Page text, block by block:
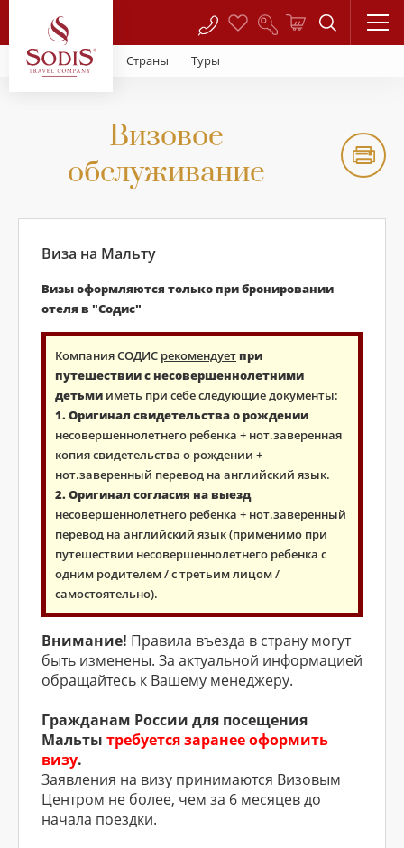
Страны Туры
Визовое
обслуживание
Виза на Мальту
Визы оформляются только при бронировании
отеля в "Содис"
Компания СОДИС рекомендуетпри
путешествии с несовершеннолетними
детьми иметь при себе следующие документы:
1. Оригинал свидетельства о рождении
несовершеннолетнего ребенка + нот.заверенная
копия свидетельства о рождении +
нот.заверенный перевод на английский язык.
2. Оригинал согласия на выезд
несовершеннолетнего ребенка + нот.заверенный
перевод на английский язык (применимо при
путешествии несовершеннолетнего ребенка с
одним родителем / с третьим лицом /
самостоятельно).
Внимание! Правила въезда в страну могут
быть изменены. За актуальной информацией
обращайтесь к Вашему менеджеру.
Гражданам России для посещения
Мальты требуется заранее оформить
визу.
Заявления на визу принимаются Визовым
Центром не более, чем за 6 месяцев до
начала поездки.